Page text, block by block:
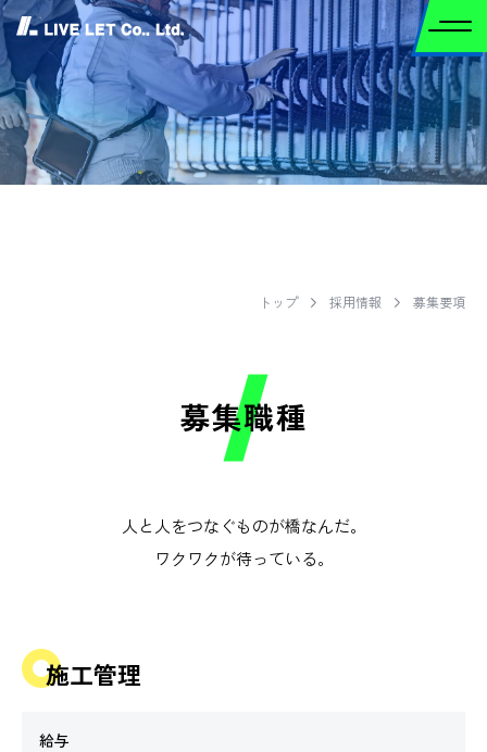
トップ 採用情報 募集要項
募集職種
人と人をつなぐものが橋なんだ。
ワクワクが待っている。
施工管理
給与